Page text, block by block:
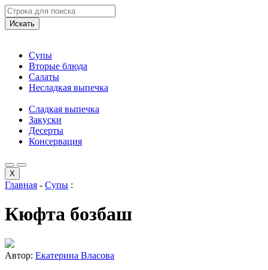
Искать
Супы
Вторые блюда
Салаты
Несладкая выпечка
Сладкая выпечка
Закуски
Десерты
Консервация
X
Главная - Супы :
Кюфта бозбаш
Автор: Екатерина Власова